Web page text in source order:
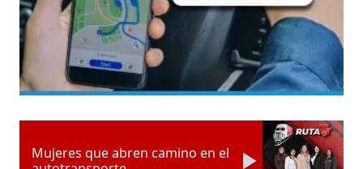
Mujeres que abren camino en el